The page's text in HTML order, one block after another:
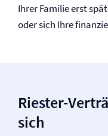
Ihrer Familie erst
oder sich Ihre
Riester-
sich